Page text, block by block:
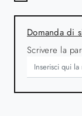
Domanda di
Scrivere la